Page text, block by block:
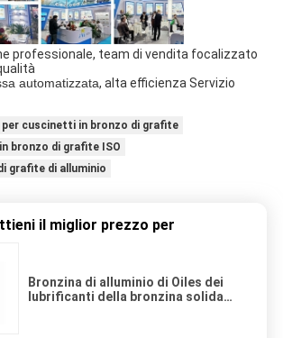
professionale, team di vendita focalizzato
automatizzata, alta efficienza Servizio
cuscinetti in bronzo di grafite
bronzo di grafite ISO
grafite di alluminio
il miglior prezzo per
Bronzina di alluminio di Oiles dei
lubrificanti della bronzina solida